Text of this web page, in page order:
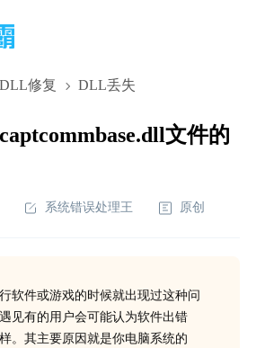
DLL修复 DLL丢失
文件的
系统错误处理王 原创
软件或游戏的时候就出现过这种问
见有的用户会可能认为软件出错
。其主要原因就是你电脑系统的